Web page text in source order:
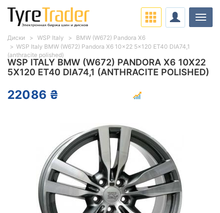
WSP ITALY BMW (W672) PANDORA X6 10X22
5X120 ET40 DIA74,1 (ANTHRACITE POLISHED)
22086 ₴
Диски WSP Italy
BMW (W672) Pandora X6
WSP Italy BMW (W672) Pandora X6 10x22 5x120 ET40 DIA74,1
(anthracite polished)